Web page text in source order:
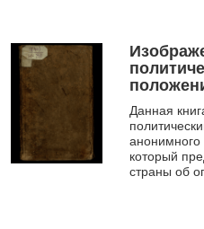
Данная
анонимного
который
страны об